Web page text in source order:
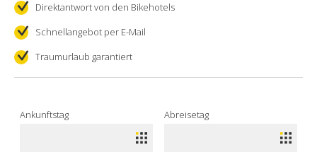
Direktantwort von den Bikehotels
Schnellangebot per E-Mail
Traumurlaub garantiert
Ankunftstag Abreisetag